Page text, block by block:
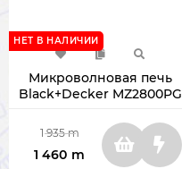
Микроволновая печь
Black+Decker MZ2800PG
НЕТ В НАЛИЧИИ
1 935 m
1 460 m